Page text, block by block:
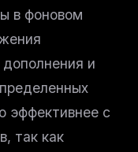
в фоновом
и
эффективнее с
так как